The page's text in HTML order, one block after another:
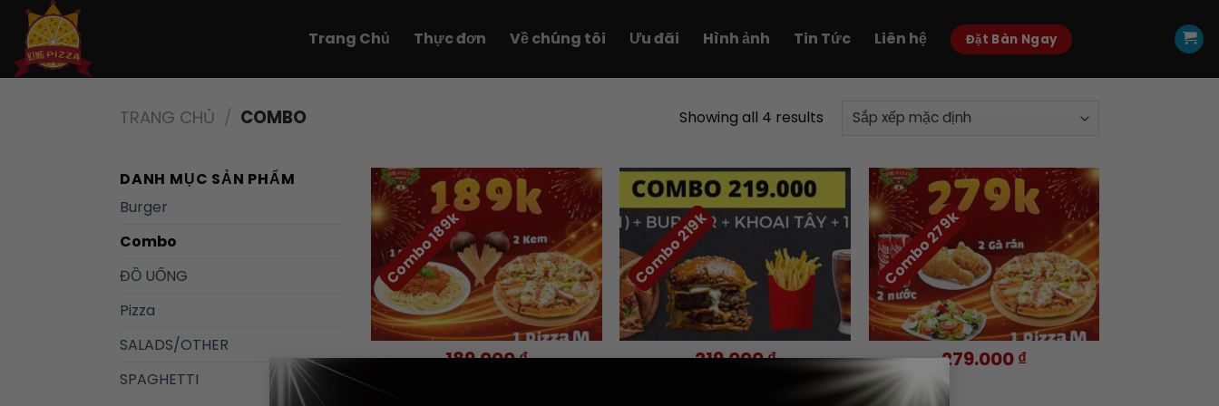
×
Skip
content
Trang Chủ Thực đơn Về chúng tôi Ưu đãi Hình ảnh Tin Tức Liên hệ Đặt Bàn Ngay
TRANG CHỦ / COMBO Showing all 4 results
DANH MỤC SẢN PHẨM
Burger
Combo
ĐỒ UỐNG
Pizza
SALADS/OTHER
SPAGHETTI
Add to
wishlist
+
Combo 189k
189.000₫
Add to
wishlist
+
Combo 219k
219.000₫
Add to
wishlist
+
Combo 279k
279.000₫